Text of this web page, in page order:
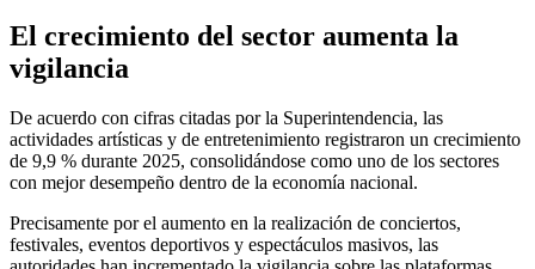
El crecimiento del sector aumenta la
vigilancia
De acuerdo con cifras citadas por la Superintendencia, las
actividades artísticas y de entretenimiento registraron un crecimiento
de 9,9 % durante 2025, consolidándose como uno de los sectores
con mejor desempeño dentro de la economía nacional.
Precisamente por el aumento en la realización de conciertos,
festivales, eventos deportivos y espectáculos masivos, las